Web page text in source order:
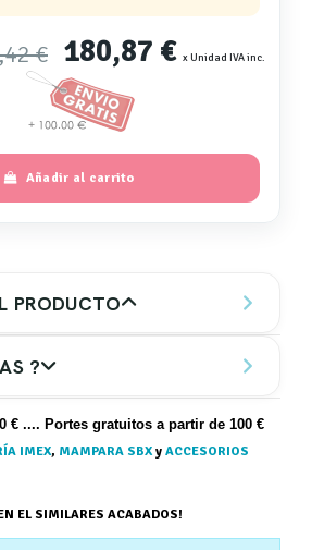
€ 180,87 € x Unidad IVA inc.
Añadir al carrito
PRODUCTO
?
€ .... Portes gratuitos a partir de 100 €
IMEX, MAMPARA SBX y ACCESORIOS
EL SIMILARES ACABADOS!